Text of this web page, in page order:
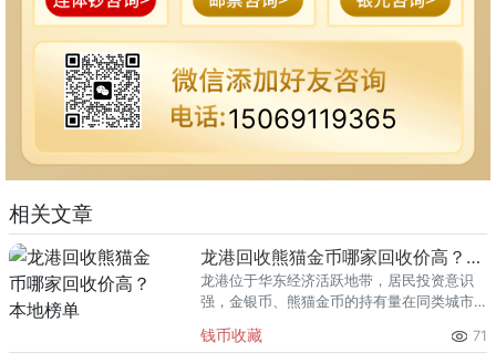
15069119365
相关文章
龙港回收熊猫金币哪家回收价高？本地榜单
龙港位于华东经济活跃地带，居民投资意识
强，金银币、熊猫金币的持有量在同类城市
熊猫金币的需求就明显升温，但鱼龙混杂的
钱币收藏 71